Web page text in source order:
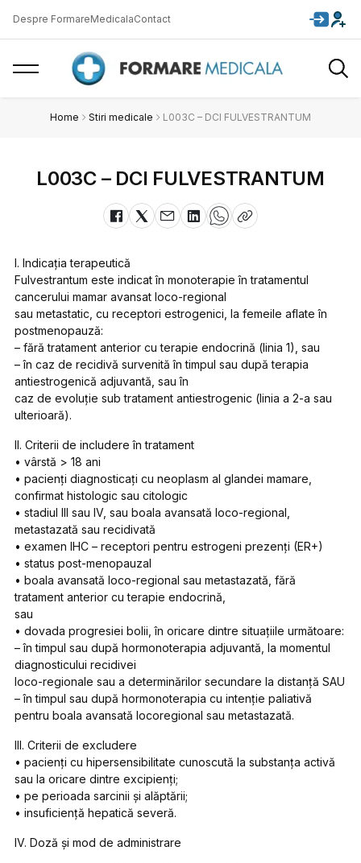
Despre FormareMedicalaContact
Home Stiri medicale L003C – DCI FULVESTRANTUM
L003C – DCI FULVESTRANTUM
I. Indicaţia terapeutică
Fulvestrantum este indicat în monoterapie în tratamentul
cancerului mamar avansat loco-regional
sau metastatic, cu receptori estrogenici, la femeile aflate în
postmenopauză:
– fără tratament anterior cu terapie endocrină (linia 1), sau
– în caz de recidivă survenită în timpul sau după terapia
antiestrogenică adjuvantă, sau în
caz de evoluţie sub tratament antiestrogenic (linia a 2-a sau
ulterioară).
II. Criterii de includere în tratament
• vârstă > 18 ani
• pacienţi diagnosticaţi cu neoplasm al glandei mamare,
confirmat histologic sau citologic
• stadiul III sau IV, sau boala avansată loco-regional,
metastazată sau recidivată
• examen IHC – receptori pentru estrogeni prezenţi (ER+)
• status post-menopauzal
• boala avansată loco-regional sau metastazată, fără
tratament anterior cu terapie endocrină,
sau
• dovada progresiei bolii, în oricare dintre situaţiile următoare:
– în timpul sau după hormonoterapia adjuvantă, la momentul
diagnosticului recidivei
loco-regionale sau a determinărilor secundare la distanţă SAU
– în timpul sau după hormonoterapia cu intenţie paliativă
pentru boala avansată locoregional sau metastazată.
III. Criterii de excludere
• pacienţi cu hipersensibilitate cunoscută la substanţa activă
sau la oricare dintre excipienţi;
• pe perioada sarcinii şi alăptării;
• insuficienţă hepatică severă.
IV. Doză şi mod de administrare